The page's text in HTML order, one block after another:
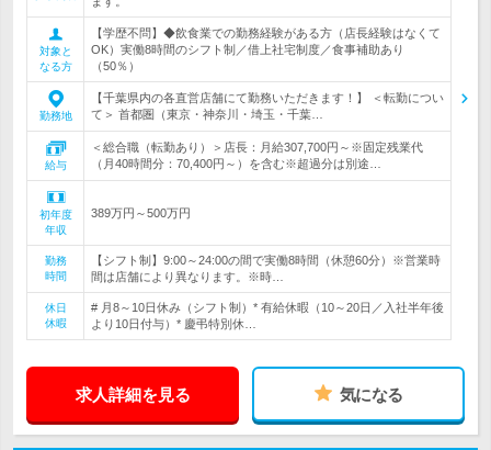
対象と
なる方
【学歴不問】◆飲食業での勤務経験がある方（店長経験はなくて
OK）実働8時間のシフト制／借上社宅制度／食事補助あり
（50％）
勤務地
【千葉県内の各直営店舗にて勤務いただきます！】 ＜転勤につい
て＞ 首都圏（東京・神奈川・埼玉・千葉…
給与
＜総合職（転勤あり）＞店長：月給307,700円～※固定残業代
（月40時間分：70,400円～）を含む※超過分は別途…
初年度
年収
389万円～500万円
勤務
時間
【シフト制】9:00～24:00の間で実働8時間（休憩60分）※営業時
間は店舗により異なります。※時…
休日
休暇
# 月8～10日休み（シフト制）* 有給休暇（10～20日／入社半年後
より10日付与）* 慶弔特別休…
求人詳細を見る 気になる